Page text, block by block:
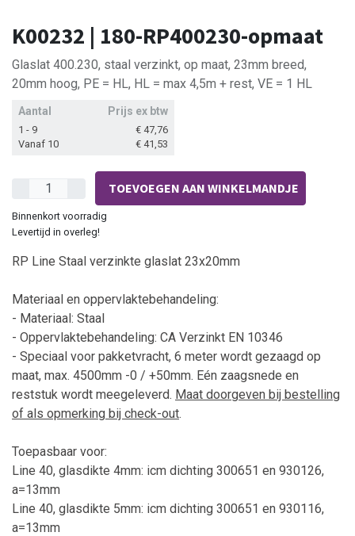
K00232 | 180-RP400230-opmaat
Glaslat 400.230, staal verzinkt, op maat, 23mm breed,
20mm hoog, PE = HL, HL = max 4,5m + rest, VE = 1 HL
Aantal Prijs ex btw
1 - 9 € 47,76
Vanaf 10
€ 41,53
TOEVOEGEN AAN WINKELMANDJE
Binnenkort voorradig
Levertijd in overleg!
RP Line Staal verzinkte glaslat 23x20mm
Materiaal en oppervlaktebehandeling:
- Materiaal: Staal
- Oppervlaktebehandeling: CA Verzinkt EN 10346
- Speciaal voor pakketvracht, 6 meter wordt gezaagd op
maat, max. 4500mm -0 / +50mm. Eén zaagsnede en
reststuk wordt meegeleverd. Maat doorgeven bij bestelling
of als opmerking bij check-out.
Toepasbaar voor:
Line 40, glasdikte 4mm: icm dichting 300651 en 930126,
a=13mm
Line 40, glasdikte 5mm: icm dichting 300651 en 930116,
a=13mm